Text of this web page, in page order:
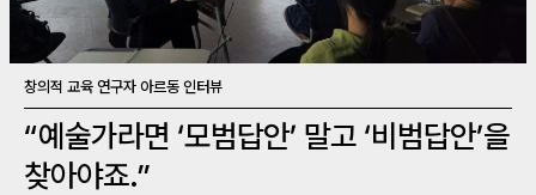
창의적 교육 연구자 아르동 인터뷰
“예술가라면 ‘모범답안’ 말고 ‘비범답안’을
찾아야죠.”